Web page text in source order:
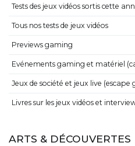
Tests des jeux vidéos sortis cette
Tous nos tests de jeux vidéos
Previews gaming
Evénements gaming et matériel
Jeux de société et jeux live (escape
Livres sur les jeux vidéos et
ARTS & DÉCOUVERTES